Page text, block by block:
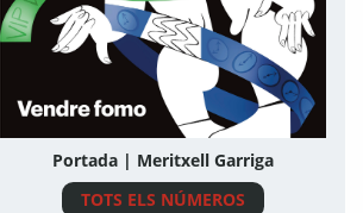
Portada | Meritxell Garriga
TOTS ELS NÚMEROS